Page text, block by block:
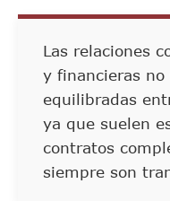
Las relaciones
y financieras
equilibradas
ya que suelen
contratos
siempre son